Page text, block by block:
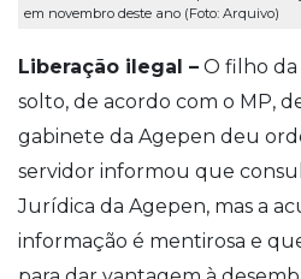
em novembro deste ano (Foto: Arquivo)
Liberação ilegal – O filho da
solto, de acordo com o MP,
gabinete da Agepen deu
servidor informou que
Jurídica da Agepen, mas a
informação é mentirosa e